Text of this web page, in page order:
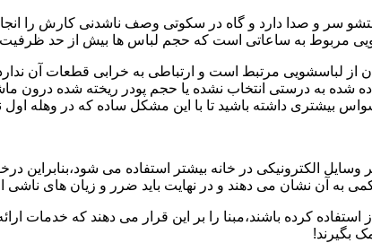
سر و صدا دارد و گاه در سکوتی وصف ناشدنی کارش را
مربوط به ساعاتی است که حجم لباس ها بیش از حد
از لباسشویی مرتبط است و ارتباطی به خرابی قطعات آن
شده به درستی انتخاب نشده یا حجم پودر ریخته شده
بیشتری داشته باشید تا با این مشکل ساده که در وهله
الکترونیکی در خانه بیشتر استفاده می شود،بنابراین
به آن نشان می دهند و در نهایت باید ضرر و زیان های ناشی
استفاده کرده باشند،مبنا را بر این قرار می دهند که خدمات
بگیرند!